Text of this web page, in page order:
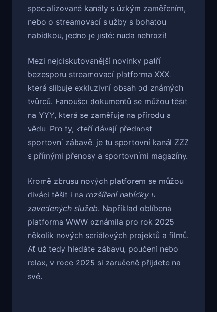
specializované kanály s úzkým zaměřením,
nebo o streamovací služby s bohatou
nabídkou, jedno je jisté: nuda nehrozí!
Mezi nejdiskutovanější novinky patří
bezesporu streamovací platforma XXX,
která slibuje exkluzivní obsah od známých
tvůrců. Fanoušci dokumentů se můžou těšit
na YYY, která se zaměřuje na přírodu a
vědu. Pro ty, kteří dávají přednost
sportovní zábavě, je tu sportovní kanál ZZZ
s přímými přenosy a sportovními magazíny.
Kromě zbrusu nových platforem se můžou
diváci těšit i na rozšíření nabídky u
zavedených služeb. Například oblíbená
platforma WWW oznámila pro rok 2025
několik nových seriálových projektů a filmů.
Ať už tedy hledáte zábavu, poučení nebo
relax, v roce 2025 si zaručeně přijdete na
své.